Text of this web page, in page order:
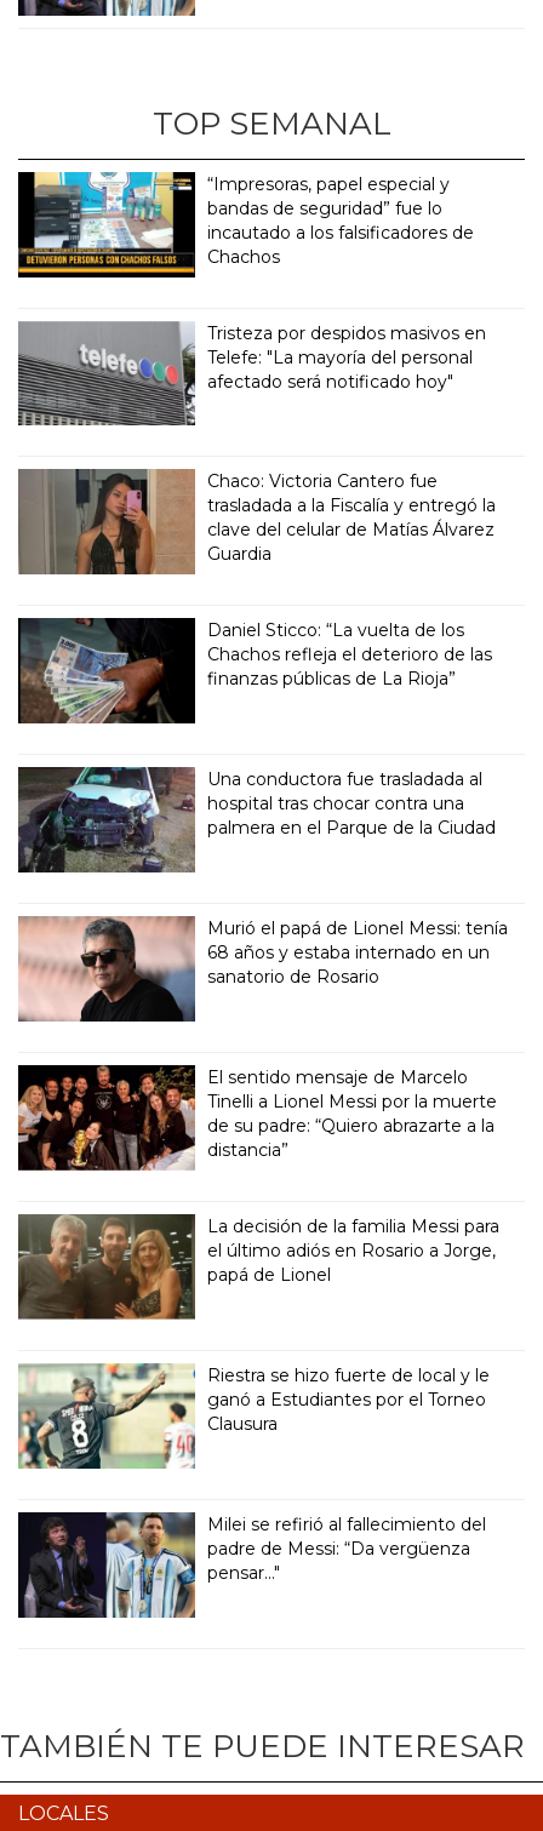
TOP SEMANAL
“Impresoras, papel especial y
bandas de seguridad” fue lo
incautado a los falsificadores de
Chachos
Tristeza por despidos masivos en
Telefe: "La mayoría del personal
afectado será notificado hoy"
Chaco: Victoria Cantero fue
trasladada a la Fiscalía y entregó la
clave del celular de Matías Álvarez
Guardia
Daniel Sticco: “La vuelta de los
Chachos refleja el deterioro de las
finanzas públicas de La Rioja”
Una conductora fue trasladada al
hospital tras chocar contra una
palmera en el Parque de la Ciudad
Murió el papá de Lionel Messi: tenía
68 años y estaba internado en un
sanatorio de Rosario
El sentido mensaje de Marcelo
Tinelli a Lionel Messi por la muerte
de su padre: “Quiero abrazarte a la
distancia”
La decisión de la familia Messi para
el último adiós en Rosario a Jorge,
papá de Lionel
Riestra se hizo fuerte de local y le
ganó a Estudiantes por el Torneo
Clausura
Milei se refirió al fallecimiento del
padre de Messi: “Da vergüenza
pensar..."
TAMBIÉN TE PUEDE INTERESAR
LOCALES